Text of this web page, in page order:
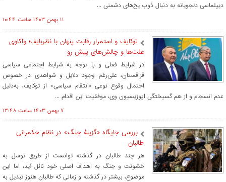
دیپلماسی دلجویانه به دنبال ذوب یخ‌های دشمنی ...
۱۱ بهمن ۱۴۰۳ ساعت ۱۰:۴۴
توکایف و استمرار رقابت پنهان با نظربایف؛ واکاوی
علت‌ها و چالش‌های پیش رو
در شرایط فعلی و با توجه به شرایط اجتماعی سیاسی
قزاقستان، علی‌رغم وجود دلایل و شواهدی در خصوص
احتمال وقوع نوعی «انتقام سیاسی» از توکایف، به‌دلیل
عدم انسجام و از هم گسیختگی اپوزیسیون وی، موفقیت این اقدام ...
۷ بهمن ۱۴۰۳ ساعت ۱۳:۴۸
بررسی جایگاه «گزینۀ جنگ» در نظام حکمرانی
طالبان
هر چند طالبان در گذشته توانست از طریق توسل به
خشونت و جنگ به اهداف اصلی خود نائل آید، اما این
موضوع، بیشتر در گذشته و زمانی که طالبان هنوز تبدیل به